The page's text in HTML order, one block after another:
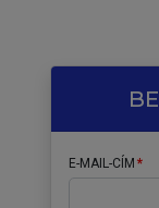
E-MAIL-CÍM